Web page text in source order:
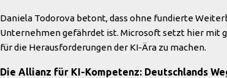
Daniela Todorova betont, dass ohne fundierte
Unternehmen gefährdet ist. Microsoft setzt hier mit
für die Herausforderungen der KI-Ära zu machen.
Die Allianz für KI-Kompetenz: Deutschlands